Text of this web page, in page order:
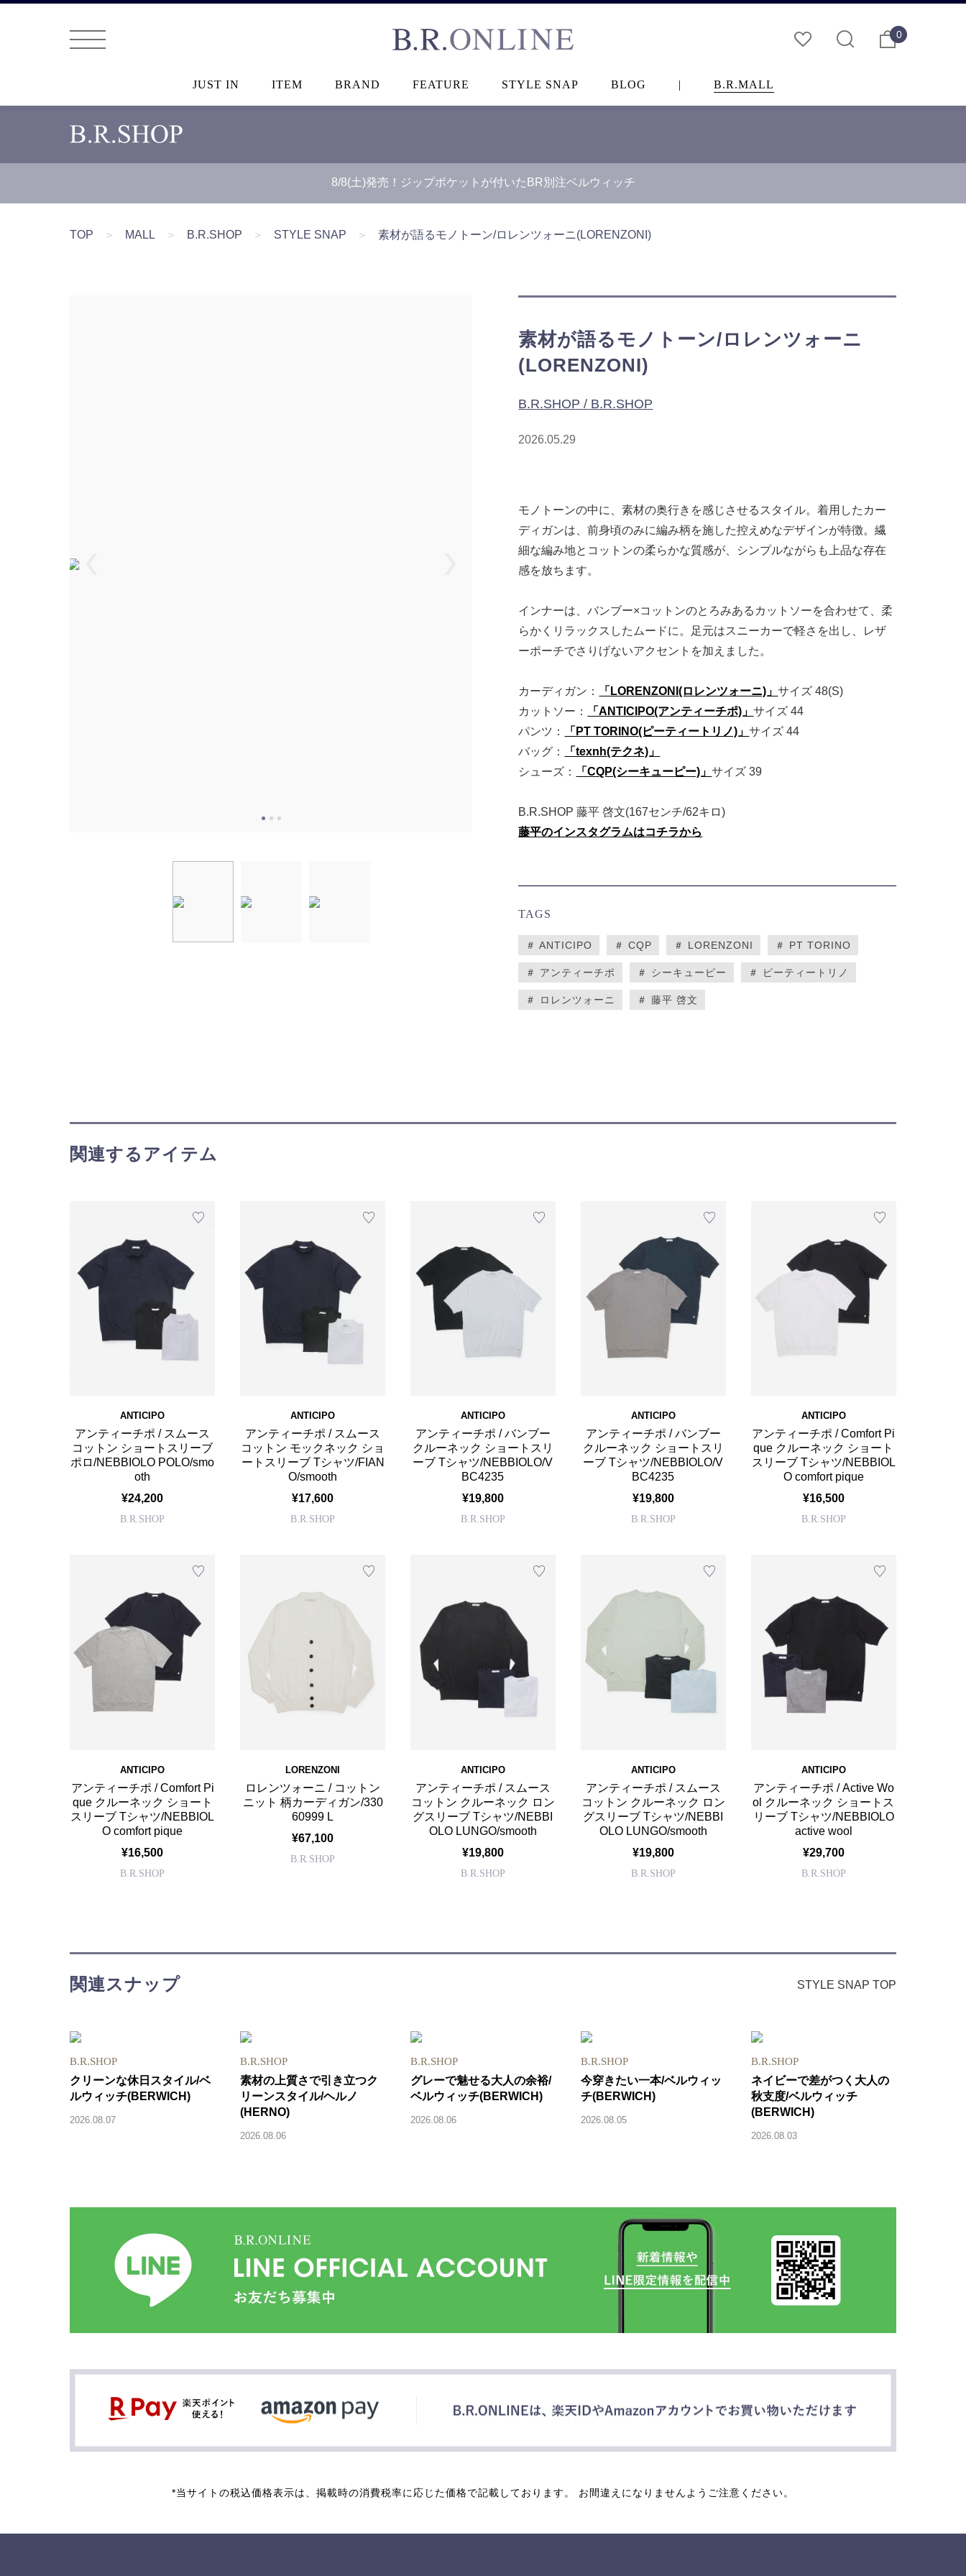
0
JUST IN ITEM BRAND FEATURE STYLE SNAP BLOG | B.R.MALL
8/8(土)発売！ジップポケットが付いたBR別注ベルウィッチ
TOP ＞ MALL ＞ B.R.SHOP ＞ STYLE SNAP ＞ 素材が語るモノトーン/ロレンツォーニ(LORENZONI)
素材が語るモノトーン/ロレンツォーニ
(LORENZONI)
B.R.SHOP / B.R.SHOP
2026.05.29
モノトーンの中に、素材の奥行きを感じさせるスタイル。着用したカー
ディガンは、前身頃のみに編み柄を施した控えめなデザインが特徴。繊
細な編み地とコットンの柔らかな質感が、シンプルながらも上品な存在
感を放ちます。
インナーは、バンブー×コットンのとろみあるカットソーを合わせて、柔
らかくリラックスしたムードに。足元はスニーカーで軽さを出し、レザ
ーポーチでさりげないアクセントを加えました。
カーディガン： 「LORENZONI(ロレンツォーニ)」サイズ 48(S)
カットソー：
「ANTICIPO(アンティーチポ)」サイズ 44
パンツ：
「PT TORINO(ピーティートリノ)」サイズ 44
バッグ：
「texnh(テクネ)」
シューズ：
「CQP(シーキューピー)」サイズ 39
B.R.SHOP 藤平 啓文(167センチ/62キロ)
藤平のインスタグラムはコチラから
TAGS
＃ ANTICIPO ＃ CQP ＃ LORENZONI ＃ PT TORINO
＃ アンティーチポ ＃ シーキューピー ＃ ピーティートリノ
＃ ロレンツォーニ ＃ 藤平 啓文
関連するアイテム
ANTICIPO
アンティーチポ / スムース
コットン ショートスリーブ
ポロ/NEBBIOLO POLO/smo
oth
¥24,200
B.R.SHOP
ANTICIPO
アンティーチポ / スムース
コットン モックネック ショ
ートスリーブ Tシャツ/FIAN
O/smooth
¥17,600
B.R.SHOP
ANTICIPO
アンティーチポ / バンブー
クルーネック ショートスリ
ーブ Tシャツ/NEBBIOLO/V
BC4235
¥19,800
B.R.SHOP
ANTICIPO
アンティーチポ / バンブー
クルーネック ショートスリ
ーブ Tシャツ/NEBBIOLO/V
BC4235
¥19,800
B.R.SHOP
ANTICIPO
アンティーチポ / Comfort Pi
que クルーネック ショート
スリーブ Tシャツ/NEBBIOL
O comfort pique
¥16,500
B.R.SHOP
ANTICIPO
アンティーチポ / Comfort Pi
que クルーネック ショート
スリーブ Tシャツ/NEBBIOL
O comfort pique
¥16,500
B.R.SHOP
LORENZONI
ロレンツォーニ / コットン
ニット 柄カーディガン/330
60999 L
¥67,100
B.R.SHOP
ANTICIPO
アンティーチポ / スムース
コットン クルーネック ロン
グスリーブ Tシャツ/NEBBI
OLO LUNGO/smooth
¥19,800
B.R.SHOP
ANTICIPO
アンティーチポ / スムース
コットン クルーネック ロン
グスリーブ Tシャツ/NEBBI
OLO LUNGO/smooth
¥19,800
B.R.SHOP
ANTICIPO
アンティーチポ / Active Wo
ol クルーネック ショートス
リーブ Tシャツ/NEBBIOLO
active wool
¥29,700
B.R.SHOP
関連スナップ STYLE SNAP TOP
B.R.SHOP
クリーンな休日スタイル/ベ
ルウィッチ(BERWICH)
2026.08.07
B.R.SHOP
素材の上質さで引き立つク
リーンスタイル/ヘルノ
(HERNO)
2026.08.06
B.R.SHOP
グレーで魅せる大人の余裕/
ベルウィッチ(BERWICH)
2026.08.06
B.R.SHOP
今穿きたい一本/ベルウィッ
チ(BERWICH)
2026.08.05
B.R.SHOP
ネイビーで差がつく大人の
秋支度/ベルウィッチ
(BERWICH)
2026.08.03
*当サイトの税込価格表示は、掲載時の消費税率に応じた価格で記載しております。 お間違えになりませんようご注意ください。